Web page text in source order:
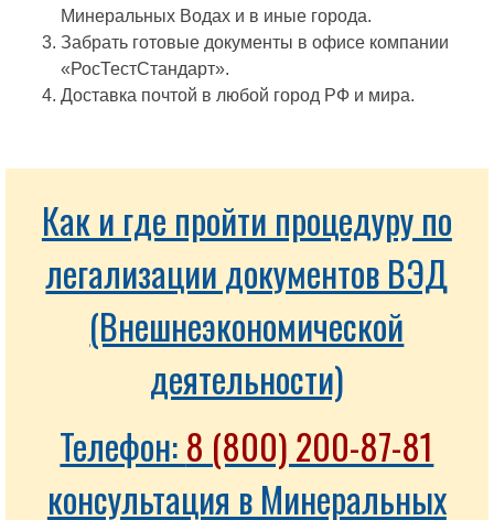
Минеральных Водах и в иные города.
Забрать готовые документы в офисе компании
«РосТестСтандарт».
Доставка почтой в любой город РФ и мира.
Как и где пройти процедуру по
легализации документов ВЭД
(Внешнеэкономической
деятельности)
Телефон:8 (800) 200-87-81
консультация в Минеральных